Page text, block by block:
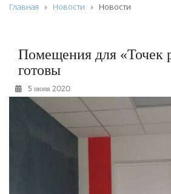
НОВОСТИ
К СВЕДЕНИЮ
КОНКУРСЫ
ФОТОРЕПОРТАЖИ
РЕКЛАМОДАТЕЛЯМ
ОБЪЯВЛЕНИЯ
Главная Новости Новости
Помещения для «Точек
готовы
5 июня 2020